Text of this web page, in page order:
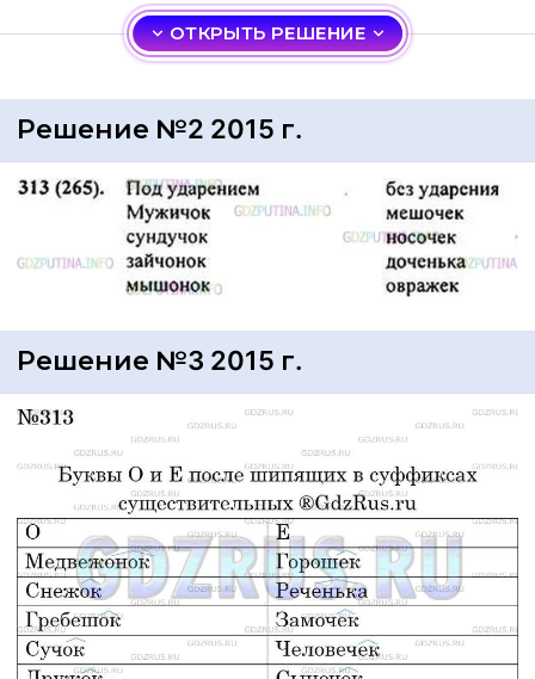
ОТКРЫТЬ РЕШЕНИЕ
Решение №2 2015 г.
Решение №3 2015 г.